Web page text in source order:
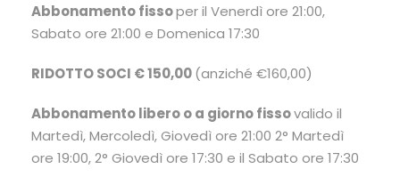
Abbonamento fissoper il Venerdì ore 21:00,
Sabato ore 21:00 e Domenica 17:30
RIDOTTO SOCI € 150,00(anziché €160,00)
Abbonamento libero o a giorno fissovalido il
Martedì, Mercoledì, Giovedì ore 21:00 2° Martedì
ore 19:00, 2° Giovedì ore 17:30 e il Sabato ore 17:30